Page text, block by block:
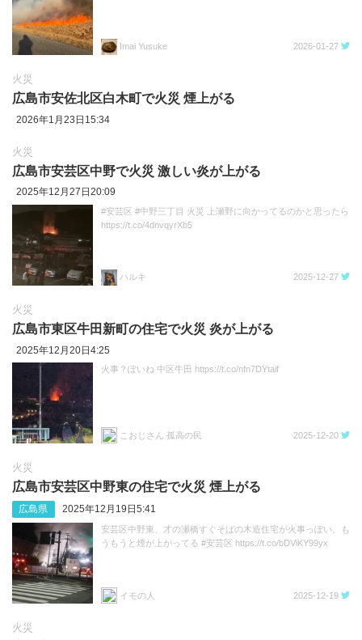
Imai Yusuke 2026-01-27
火災
広島市安佐北区白木町で火災 煙上がる
2026年1月23日15:34
火災
広島市安芸区中野で火災 激しい炎が上がる
2025年12月27日20:09
#安芸区 #中野三丁目 火災 上瀬野に向かってるのかと思ったら
https://t.co/4dnvqyrXb5
ハルキ 2025-12-27
火災
広島市東区牛田新町の住宅で火災 炎が上がる
2025年12月20日4:25
火事？ぽいね 中区牛田 https://t.co/nfn7DYtaif
こおじさん 孤高の民 2025-12-20
火災
広島市安芸区中野東の住宅で火災 煙上がる
広島県 2025年12月19日5:41
安芸区中野東、才の瀬橋すぐそばの木造住宅が火事っぽい。も
うもうと煙が上がってる #安芸区 https://t.co/bDViKY99yx
イモの人 2025-12-19
火災